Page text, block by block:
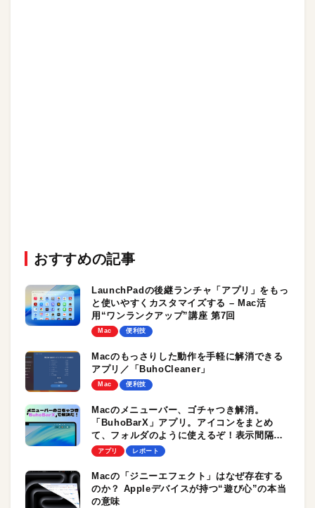
おすすめの記事
LaunchPadの後継ランチャ「アプリ」をもっ
と使いやすくカスタマイズする – Mac活
用“ワンランクアップ”講座 第7回
Mac 便利技
Macのもっさりした動作を手軽に解消できる
アプリ／「BuhoCleaner」
Mac 便利技
Macのメニューバー、ゴチャつき解消。
「BuhoBarX」アプリ。アイコンをまとめ
て、フォルダのように使えるぞ！表示間隔も
調整にも対応
アプリ レポート
Macの「ジニーエフェクト」はなぜ存在する
のか？ Appleデバイスが持つ“遊び心”の本当
の意味